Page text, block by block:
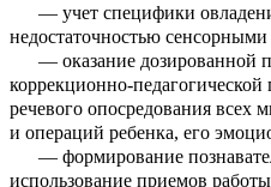
— учет специфики
недостаточностью сенсорными
— оказание дозированной
коррекционно-
речевого опосредования всех
и операций ребенка, его
— формирование
использование приемов